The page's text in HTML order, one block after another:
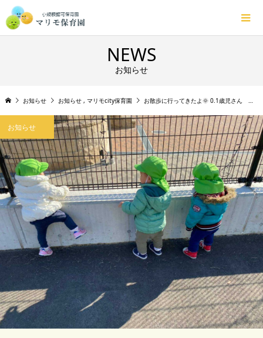
NEWS
お知らせ
お知らせ お知らせ , マリモcity保育園 お散歩に行ってきたよ🌞 0.1歳児さん シティ
お知らせ